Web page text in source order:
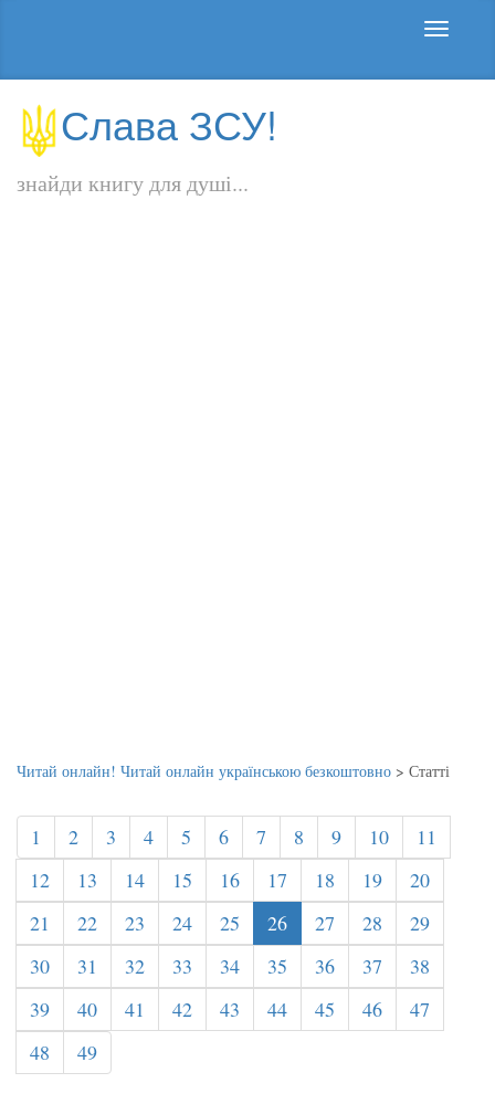
Слава ЗСУ!
знайди книгу для душі...
Читай онлайн! Читай онлайн українською безкоштовно > Статті
1 2 3 4 5 6 7 8 9 10
11
12
13 14 15 16 17 18 19
20
21
22 23 24 25 26 27 28
29
30
31 32 33 34 35 36 37
38
39
40 41 42 43 44 45 46
47
48
49